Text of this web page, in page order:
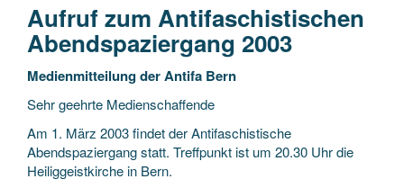
Aufruf zum Antifaschistischen
Abendspaziergang 2003
Medienmitteilung der Antifa Bern
Sehr geehrte Medienschaffende
Am 1. März 2003 findet der Antifaschistische
Abendspaziergang statt. Treffpunkt ist um 20.30 Uhr die
Heiliggeistkirche in Bern.